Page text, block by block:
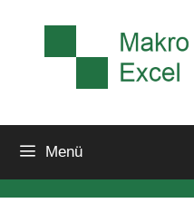
Menü